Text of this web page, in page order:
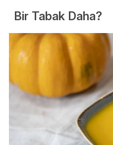
Bir Tabak Daha?